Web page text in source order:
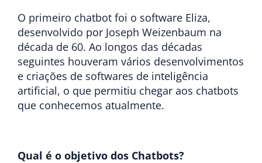
O primeiro chatbot foi o software Eliza,
desenvolvido por Joseph Weizenbaum na
década de 60. Ao longos das décadas
seguintes houveram vários desenvolvimentos
e criações de softwares de inteligência
artificial, o que permitiu chegar aos chatbots
que conhecemos atualmente.
Qual é o objetivo dos Chatbots?